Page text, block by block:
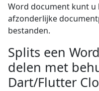
Word document kunt u
afzonderlijke
bestanden.
Splits een
delen met
Dart/Flutter